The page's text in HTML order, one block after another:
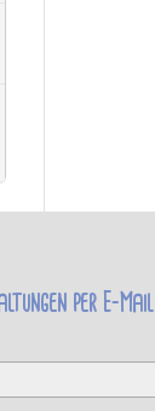
per E-Mail